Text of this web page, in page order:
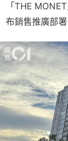
「THE
布銷售推廣部署